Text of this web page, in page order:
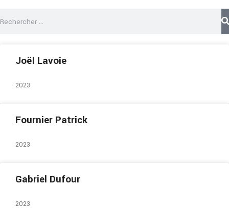
Joël Lavoie
2023
Fournier Patrick
2023
Gabriel Dufour
2023